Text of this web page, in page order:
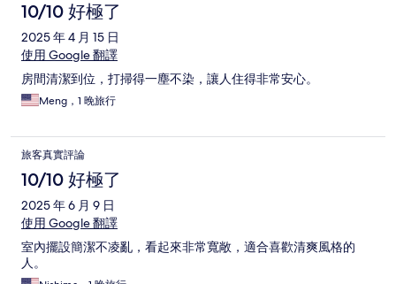
10/10 好極了
2025 年 4 月 15 日
使用 Google 翻譯
房間清潔到位，打掃得一塵不染，讓人住得非常安心。
Meng，1 晚旅行
旅客真實評論
10/10 好極了
2025 年 6 月 9 日
使用 Google 翻譯
室內擺設簡潔不凌亂，看起來非常寬敞，適合喜歡清爽風格的
人。